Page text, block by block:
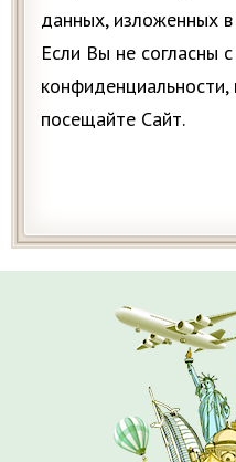
данных, изложенных
Если Вы не согласны
конфиденциальности,
посещайте Сайт.